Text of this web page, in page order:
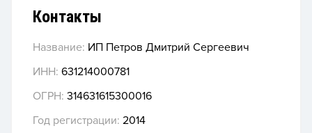
Контакты
Название: ИП Петров Дмитрий Сергеевич
ИНН: 631214000781
ОГРН: 314631615300016
Год регистрации: 2014